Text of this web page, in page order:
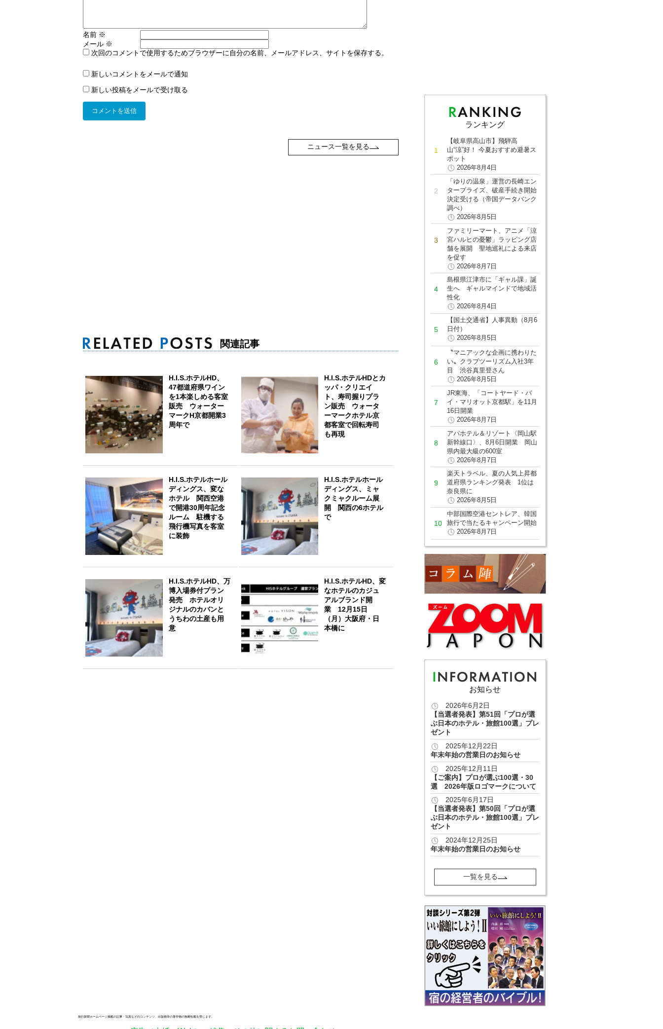
名前 ※
メール ※
次回のコメントで使用するためブラウザーに自分の名前、メールアドレス、サイトを保存する。
新しいコメントをメールで通知
新しい投稿をメールで受け取る
ニュース一覧を見る
関連記事
H.I.S.ホテルHD、
47都道府県ワイン
を1本楽しめる客室
販売 ウォーター
マークH京都開業3
周年で
H.I.S.ホテルHDとカ
ッパ・クリエイ
ト、寿司握りプラ
ン販売 ウォータ
ーマークホテル京
都客室で回転寿司
も再現
H.I.S.ホテルホール
ディングス、変な
ホテル 関西空港
で開港30周年記念
ルーム 駐機する
飛行機写真を客室
に装飾
H.I.S.ホテルホール
ディングス、ミャ
クミャクルーム展
開 関西の6ホテル
で
H.I.S.ホテルHD、万
博入場券付プラン
発売 ホテルオリ
ジナルのカバンと
うちわの土産も用
意
H.I.S.ホテルHD、変
なホテルのカジュ
アルブランド開
業 12月15日
（月）大阪府・日
本橋に
ランキング
【岐阜県高山市】飛騨高
山“涼”好！ 今夏おすすめ避暑ス
ポット
2026年8月4日
「ゆりの温泉」運営の長崎エン
タープライズ、破産手続き開始
決定受ける（帝国データバンク
調べ）
2026年8月5日
ファミリーマート、アニメ「涼
宮ハルヒの憂鬱」ラッピング店
舗を展開 聖地巡礼による来店
を促す
2026年8月7日
島根県江津市に「ギャル課」誕
生へ ギャルマインドで地域活
性化
2026年8月4日
【国土交通省】人事異動（8月6
日付）
2026年8月5日
〝マニアックな企画に携わりた
い〟クラブツーリズム入社3年
目 渋谷真里登さん
2026年8月5日
JR東海、「コートヤード・バ
イ・マリオット京都駅」を11月
16日開業
2026年8月7日
アパホテル＆リゾート〈岡山駅
新幹線口〉、8月6日開業 岡山
県内最大級の600室
2026年8月7日
楽天トラベル、夏の人気上昇都
道府県ランキング発表 1位は
奈良県に
2026年8月5日
中部国際空港セントレア、韓国
旅行で当たるキャンペーン開始
2026年8月7日
お知らせ
2026年6月2日
【当選者発表】第51回「プロが選
ぶ日本のホテル・旅館100選」プレ
ゼント
2025年12月22日
年末年始の営業日のお知らせ
2025年12月11日
【ご案内】プロが選ぶ100選・30
選 2026年版ロゴマークについて
2025年6月17日
【当選者発表】第50回「プロが選
ぶ日本のホテル・旅館100選」プレ
ゼント
2024年12月25日
年末年始の営業日のお知らせ
一覧を見る
旅行新聞ホームページ掲載の記事・写真などのコンテンツ、出版物等の著作物の無断転載を禁じます。